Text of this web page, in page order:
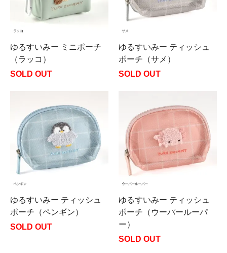
ゆるすいみー ミニポーチ
（ラッコ）
SOLD OUT
ゆるすいみー ティッシュ
ポーチ（サメ）
SOLD OUT
ゆるすいみー ティッシュ
ポーチ（ペンギン）
SOLD OUT
ゆるすいみー ティッシュ
ポーチ（ウーパールーパ
ー）
SOLD OUT